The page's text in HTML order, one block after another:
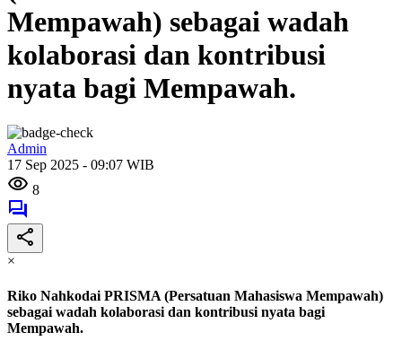
Mempawah) sebagai wadah
kolaborasi dan kontribusi
nyata bagi Mempawah.
Admin
17 Sep 2025 - 09:07 WIB
8
×
Riko Nahkodai PRISMA (Persatuan Mahasiswa Mempawah)
sebagai wadah kolaborasi dan kontribusi nyata bagi
Mempawah.